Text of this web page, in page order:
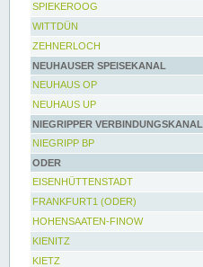
SPIEKEROOG
WITTDÜN
ZEHNERLOCH
NEUHAUSER SPEISEKANAL
NEUHAUS OP
NEUHAUS UP
NIEGRIPPER VERBINDUNGSKANAL
NIEGRIPP BP
ODER
EISENHÜTTENSTADT
FRANKFURT1 (ODER)
HOHENSAATEN-FINOW
KIENITZ
KIETZ